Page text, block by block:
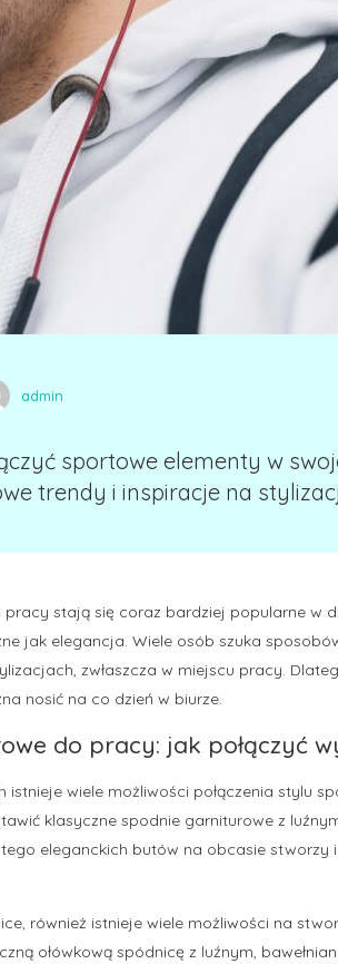
admin
sportowe elementy w
trendy i inspiracje na
stają się coraz bardziej popularne w
jak elegancja. Wiele osób szuka
zwłaszcza w miejscu pracy.
nosić na co dzień w biurze.
do pracy: jak połączyć
istnieje wiele możliwości połączenia stylu
klasyczne spodnie garniturowe z
tego eleganckich butów na obcasie
również istnieje wiele możliwości na
ołówkową spódnicę z luźnym,